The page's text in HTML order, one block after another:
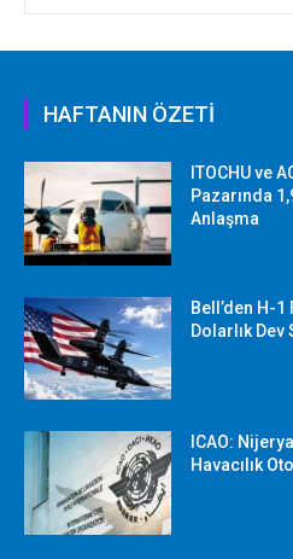
HAFTANIN ÖZETİ
ITOCHU ve
Pazarında
Anlaşma
Bell’den H-
Dolarlık
ICAO:
Havacılık